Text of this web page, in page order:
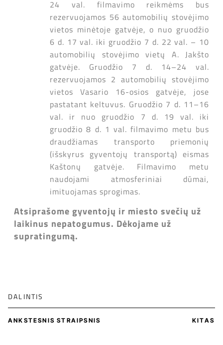
24 val. filmavimo reikmėms bus
rezervuojamos 56 automobilių stovėjimo
vietos minėtoje gatvėje, o nuo gruodžio
6 d. 17 val. iki gruodžio 7 d. 22 val. – 10
automobilių stovėjimo vietų A. Jakšto
gatvėje. Gruodžio 7 d. 14–24 val.
rezervuojamos 2 automobilių stovėjimo
vietos Vasario 16-osios gatvėje, jose
pastatant keltuvus. Gruodžio 7 d. 11–16
val. ir nuo gruodžio 7 d. 19 val. iki
gruodžio 8 d. 1 val. filmavimo metu bus
draudžiamas transporto priemonių
(išskyrus gyventojų transportą) eismas
Kaštonų gatvėje. Filmavimo metu
naudojami atmosferiniai dūmai,
imituojamas sprogimas.
Atsiprašome gyventojų ir miesto svečių už
laikinus nepatogumus. Dėkojame už
supratingumą.
DALINTIS
ANKSTESNIS STRAIPSNIS KITAS